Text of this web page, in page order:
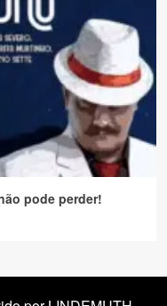
pode perder!